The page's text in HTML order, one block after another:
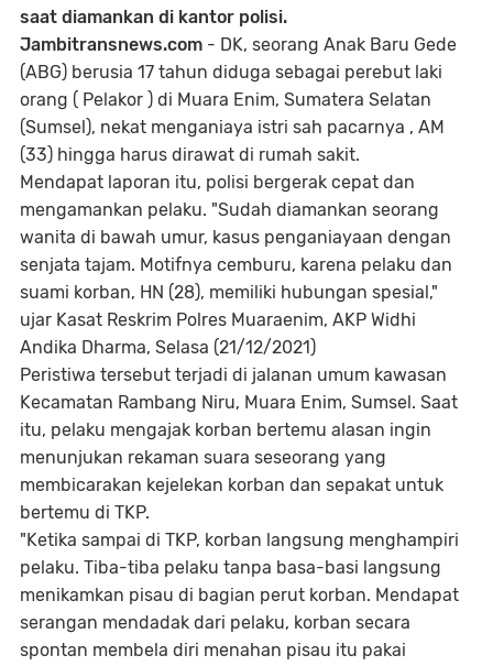
saat diamankan di kantor polisi.
Jambitransnews.com - DK, seorang Anak Baru Gede
(ABG) berusia 17 tahun diduga sebagai perebut laki
orang ( Pelakor ) di Muara Enim, Sumatera Selatan
(Sumsel), nekat menganiaya istri sah pacarnya , AM
(33) hingga harus dirawat di rumah sakit.
Mendapat laporan itu, polisi bergerak cepat dan
mengamankan pelaku. "Sudah diamankan seorang
wanita di bawah umur, kasus penganiayaan dengan
senjata tajam. Motifnya cemburu, karena pelaku dan
suami korban, HN (28), memiliki hubungan spesial,"
ujar Kasat Reskrim Polres Muaraenim, AKP Widhi
Andika Dharma, Selasa (21/12/2021)
Peristiwa tersebut terjadi di jalanan umum kawasan
Kecamatan Rambang Niru, Muara Enim, Sumsel. Saat
itu, pelaku mengajak korban bertemu alasan ingin
menunjukan rekaman suara seseorang yang
membicarakan kejelekan korban dan sepakat untuk
bertemu di TKP.
"Ketika sampai di TKP, korban langsung menghampiri
pelaku. Tiba-tiba pelaku tanpa basa-basi langsung
menikamkan pisau di bagian perut korban. Mendapat
serangan mendadak dari pelaku, korban secara
spontan membela diri menahan pisau itu pakai